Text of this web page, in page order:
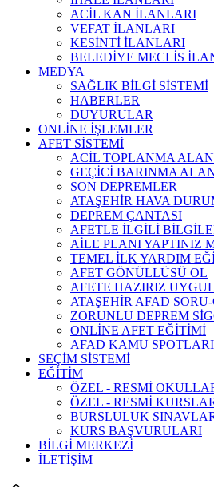
ACİL KAN İLANLARI
VEFAT İLANLARI
KESİNTİ İLANLARI
BELEDİYE MECLİS
MEDYA
SAĞLIK BİLGİ SİSTEMİ
HABERLER
DUYURULAR
ONLİNE İŞLEMLER
AFET SİSTEMİ
ACİL TOPLANMA
GEÇİCİ BARINMA
SON DEPREMLER
ATAŞEHİR HAVA
DEPREM ÇANTASI
AFETLE İLGİLİ
AİLE PLANI YAPTINIZ
TEMEL İLK YARDIM
AFET GÖNÜLLÜSÜ OL
AFETE HAZIRIZ
ATAŞEHİR AFAD
ZORUNLU DEPREM
ONLİNE AFET EĞİTİMİ
AFAD KAMU SPOTLARI
SEÇİM SİSTEMİ
EĞİTİM
ÖZEL - RESMİ
ÖZEL - RESMİ
BURSLULUK
KURS BAŞVURULARI
BİLGİ MERKEZİ
İLETİŞİM